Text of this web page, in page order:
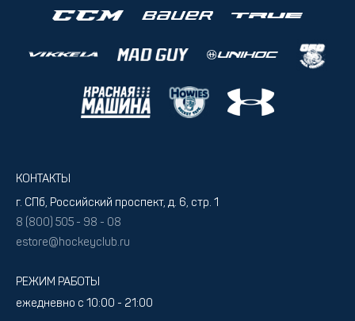
КОНТАКТЫ
г. СПб, Российский проспект, д. 6, стр. 1
8 (800) 505 - 98 - 08
estore@hockeyclub.ru
РЕЖИМ РАБОТЫ
ежедневно с 10:00 - 21:00